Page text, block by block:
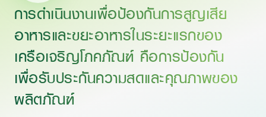
การดำเนินงานเพื่อป้องกันการสูญเสีย
อาหารและขยะอาหารในระยะแรกของ
เครือเจริญโภคภัณฑ์ คือการป้องกัน
เพื่อรับประกันความสดและคุณภาพของ
ผลิตภัณฑ์